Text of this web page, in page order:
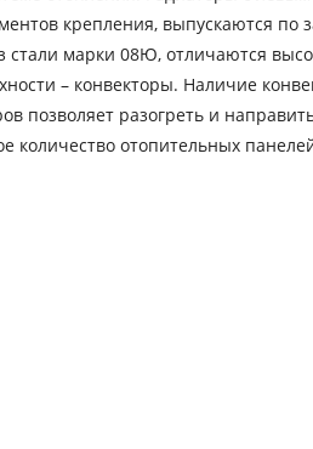
крепления, выпускаются по
стали марки 08Ю, отличаются
– конвекторы. Наличие
позволяет разогреть и
количество отопительных